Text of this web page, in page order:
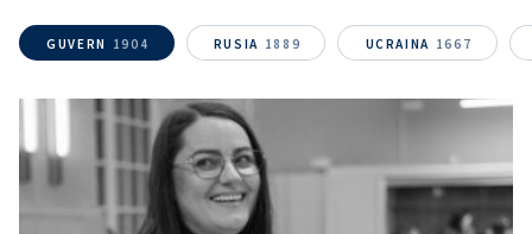
GUVERN 1904 RUSIA 1889 UCRAINA 1667